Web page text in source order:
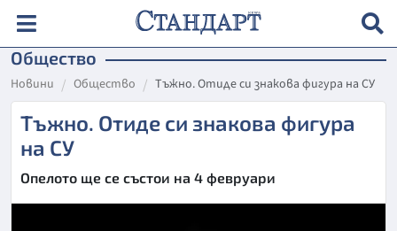
Общество
Новини Общество Тъжно. Отиде си знакова фигура на СУ
Тъжно. Отиде си знакова фигура
на СУ
Опелото ще се състои на 4 февруари